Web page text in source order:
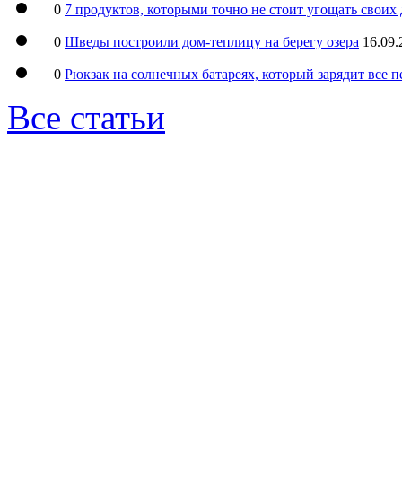
0 7 продуктов, которыми точно не стоит угощать
0 Шведы построили дом-теплицу на берегу озера
0 Рюкзак на солнечных батареях, который зарядит все
Все статьи